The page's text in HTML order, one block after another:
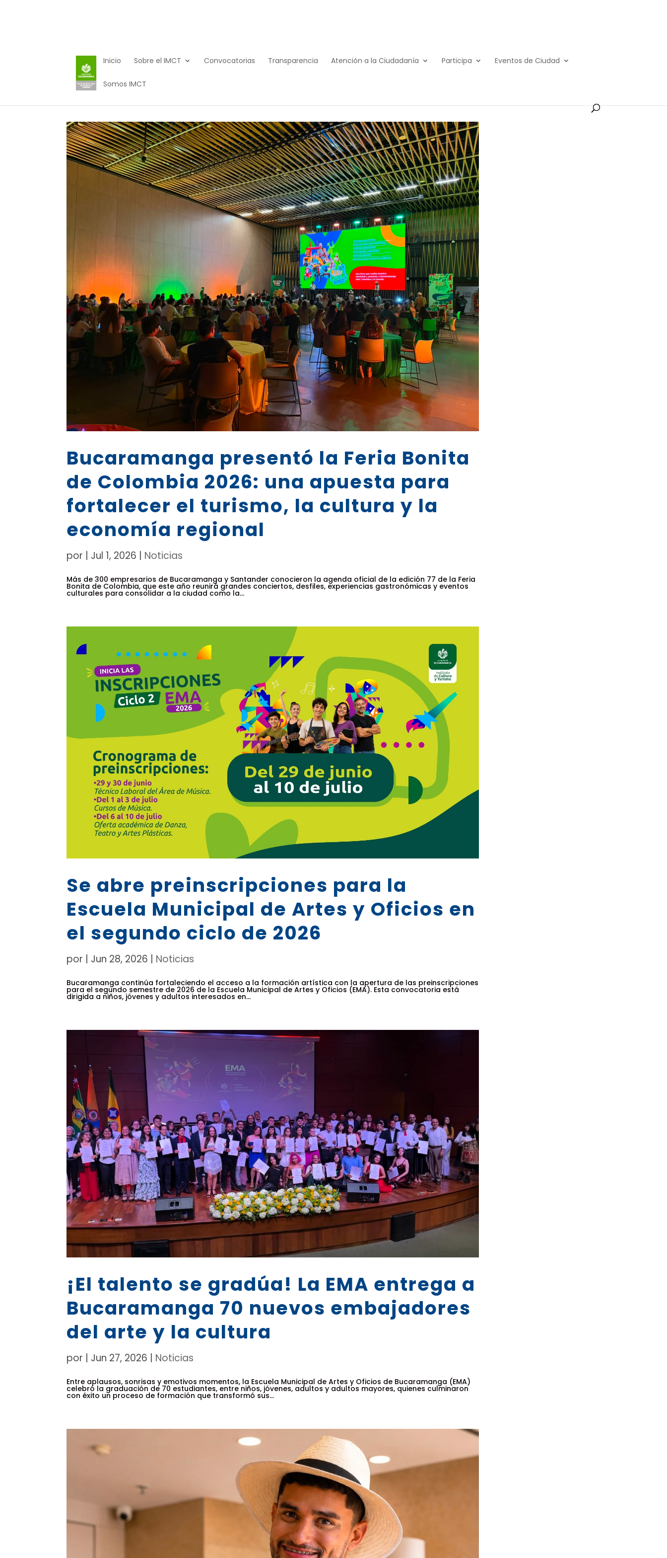
Inicio Sobre el IMCT Convocatorias Transparencia Atención a la Ciudadanía Participa Eventos de Ciudad
Somos IMCT
Bucaramanga presentó la Feria Bonita
de Colombia 2026: una apuesta para
fortalecer el turismo, la cultura y la
economía regional
por | Jul 1, 2026 | Noticias
Más de 300 empresarios de Bucaramanga y Santander conocieron la agenda oficial de la edición 77 de la Feria
Bonita de Colombia, que este año reunirá grandes conciertos, desfiles, experiencias gastronómicas y eventos
culturales para consolidar a la ciudad como la...
Se abre preinscripciones para la
Escuela Municipal de Artes y Oficios en
el segundo ciclo de 2026
por Jun 28, 2026 Noticias
Bucaramanga continúa fortaleciendo el acceso a la formación artística con la apertura de las preinscripciones
para el segundo semestre de 2026 de la Escuela Municipal de Artes y Oficios (EMA). Esta convocatoria está
dirigida a niños, jóvenes y adultos interesados en...
¡El talento se gradúa! La EMA entrega a
Bucaramanga 70 nuevos embajadores
del arte y la cultura
por Jun 27, 2026 Noticias
Entre aplausos, sonrisas y emotivos momentos, la Escuela Municipal de Artes y Oficios de Bucaramanga (EMA)
celebró la graduación de 70 estudiantes, entre niños, jóvenes, adultos y adultos mayores, quienes culminaron
con éxito un proceso de formación que transformó sus...